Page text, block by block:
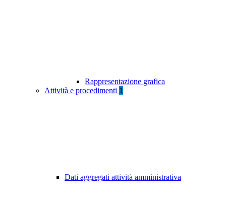
Rappresentazione grafica
Attività e procedimenti 1
Dati aggregati attività amministrativa